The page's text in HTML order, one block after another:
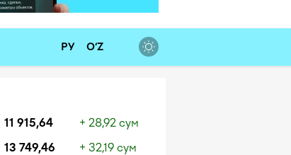
РУ O‘Z
11 915,64
+ 28,92 сум
13 749,46
+ 32,19 сум